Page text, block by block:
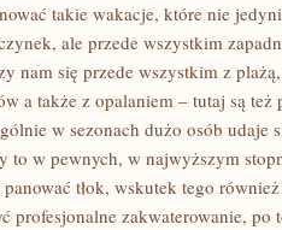
takie wakacje, które nie
ale przede wszystkim
nam się przede wszystkim z
a także z opalaniem – tutaj są
w sezonach dużo osób udaje
to w pewnych, w najwyższym
tłok, wskutek tego
profesjonalne zakwaterowanie, po